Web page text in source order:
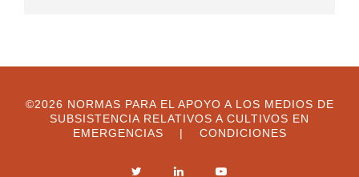
©2026 NORMAS PARA EL APOYO A LOS MEDIOS DE
SUBSISTENCIA RELATIVOS A CULTIVOS EN
EMERGENCIAS | CONDICIONES